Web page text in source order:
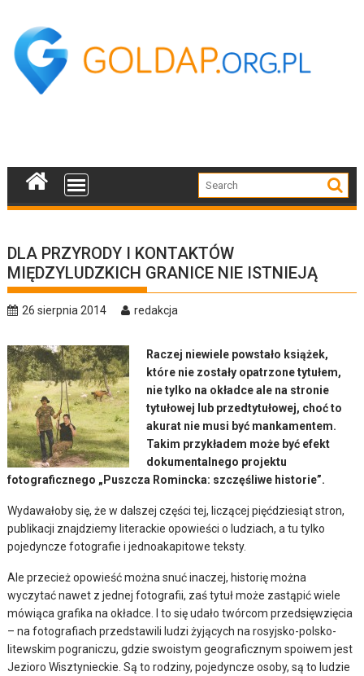
content
DLA PRZYRODY I KONTAKTÓW
MIĘDZYLUDZKICH GRANICE NIE ISTNIEJĄ
26 sierpnia 2014 redakcja
Raczej niewiele powstało książek,
które nie zostały opatrzone tytułem,
nie tylko na okładce ale na stronie
tytułowej lub przedtytułowej, choć to
akurat nie musi być mankamentem.
Takim przykładem może być efekt
dokumentalnego projektu
fotograficznego „Puszcza Romincka: szczęśliwe historie”.
Wydawałoby się, że w dalszej części tej, liczącej pięćdziesiąt stron,
publikacji znajdziemy literackie opowieści o ludziach, a tu tylko
pojedyncze fotografie i jednoakapitowe teksty.
Ale przecież opowieść można snuć inaczej, historię można
wyczytać nawet z jednej fotografii, zaś tytuł może zastąpić wiele
mówiąca grafika na okładce. I to się udało twórcom przedsięwzięcia
– na fotografiach przedstawili ludzi żyjących na rosyjsko-polsko-
litewskim pograniczu, gdzie swoistym geograficznym spoiwem jest
Jezioro Wisztynieckie. Są to rodziny, pojedyncze osoby, są to ludzie